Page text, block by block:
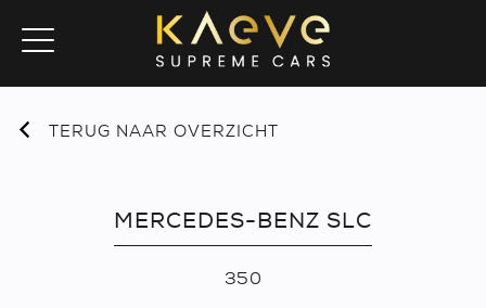
TERUG NAAR OVERZICHT
MERCEDES-BENZ SLC
350